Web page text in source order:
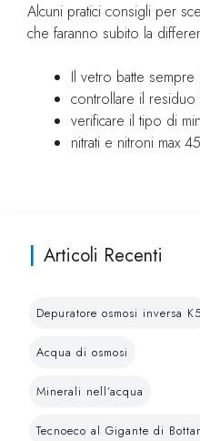
Alcuni pratici consigli per
che faranno subito la
Il vetro batte sempre
controllare il residuo
verificare il tipo di
nitrati e nitroni max
Articoli Recenti
Depuratore osmosi inversa K5
Acqua di osmosi
Minerali nell’acqua
Tecnoeco al Gigante di